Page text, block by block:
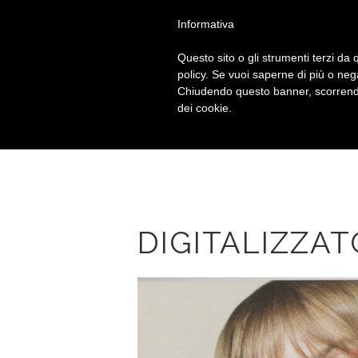
Informativa
Questo sito o gli strumenti terzi da
policy. Se vuoi saperne di più o
Chiudendo questo banner,
dei cookie.